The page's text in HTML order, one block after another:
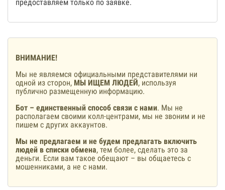
предоставляем только по заявке.
ВНИМАНИЕ!
Мы не являемся официальными представителями ни
одной из сторон, МЫ ИЩЕМ ЛЮДЕЙ, используя
публично размещенную информацию.
Бот – единственный способ связи с нами. Мы не
располагаем своими колл-центрами, мы не звоним и не
пишем с других аккаунтов.
Мы не предлагаем и не будем предлагать включить
людей в списки обмена, тем более, сделать это за
деньги. Если вам такое обещают – вы общаетесь с
мошенниками, а не с нами.